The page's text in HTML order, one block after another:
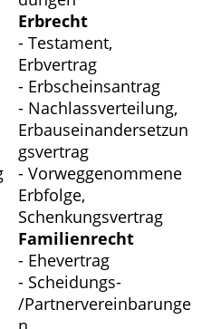
Erbrecht
- Testament,
Erbvertrag
- Erbscheinsantrag
- Nachlassverteilung,
Erbauseinandersetzun
gsvertrag
- Vorweggenommene
Erbfolge,
Schenkungsvertrag
Familienrecht
- Ehevertrag
- Scheidungs-
/Partnervereinbarunge